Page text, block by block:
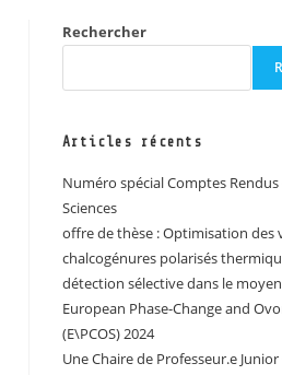
Rechercher
Articles récents
Numéro spécial Comptes Rendus
Sciences
offre de thèse : Optimisation des
chalcogénures polarisés
détection sélective dans le
European Phase-Change and
(E\PCOS) 2024
Une Chaire de Professeur.e Junior